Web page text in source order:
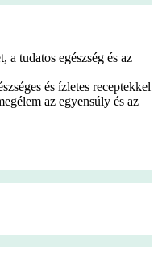
tudatos egészség és az
és ízletes receptekkel
az egyensúly és az